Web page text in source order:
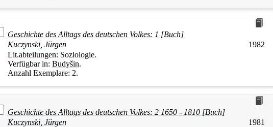
Geschichte des Alltags des deutschen Volkes: 1 [Buch]
Kuczynski, Jürgen
1982
Lit.abteilungen: Soziologie.
Verfügbar in: Budyšin.
Anzahl Exemplare: 2.
Geschichte des Alltags des deutschen Volkes: 2 1650 - 1810 [Buch]
Kuczynski, Jürgen
1981